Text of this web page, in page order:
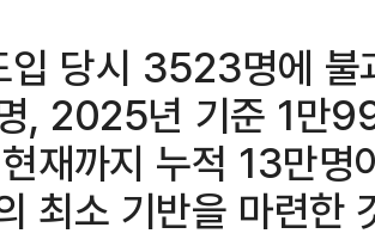
당시 3523명에 불
, 2025년 기준 1만
재까지 누적 13만명
최소 기반을 마련한